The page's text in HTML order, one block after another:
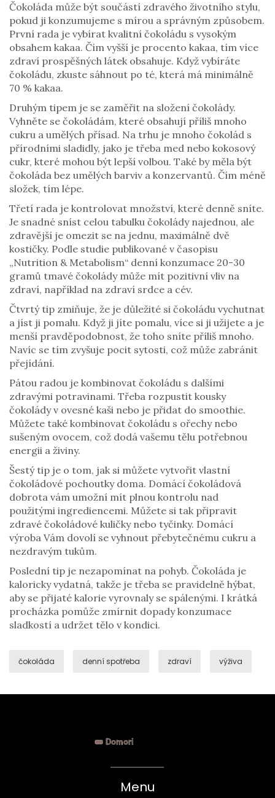
Čokoláda může být součástí zdravého životního stylu,
pokud ji konzumujeme s mírou a správným způsobem.
První rada je vybírat kvalitní čokoládu s vysokým
obsahem kakaa. Čím vyšší je procento kakaa, tím více
zdraví prospěšných látek obsahuje. Když vybíráte
čokoládu, zkuste sáhnout po té, která má minimálně
70 % kakaa.
Druhým tipem je se zaměřit na složení čokolády.
Vyhněte se čokoládám, které obsahují příliš mnoho
cukru a umělých přísad. Na trhu je mnoho čokolád s
přírodními sladidly, jako je třeba med nebo kokosový
cukr, které mohou být lepší volbou. Také by měla být
čokoláda bez umělých barviv a konzervantů. Čím méně
složek, tím lépe.
Třetí rada je kontrolovat množství, které denně sníte.
Je snadné sníst celou tabulku čokolády najednou, ale
zdravější je omezit se na jednu, maximálně dvě
kostičky. Podle studie publikované v časopisu
„Nutrition & Metabolism“ denní konzumace 20-30
gramů tmavé čokolády může mít pozitivní vliv na
zdraví, například na zdraví srdce a cév.
Čtvrtý tip zmiňuje, že je důležité si čokoládu vychutnat
a jíst ji pomalu. Když ji jíte pomalu, více si ji užijete a je
menší pravděpodobnost, že toho sníte příliš mnoho.
Navíc se tím zvyšuje pocit sytosti, což může zabránit
přejídání.
Pátou radou je kombinovat čokoládu s dalšími
zdravými potravinami. Třeba rozpustit kousky
čokolády v ovesné kaši nebo je přidat do smoothie.
Můžete také kombinovat čokoládu s ořechy nebo
sušeným ovocem, což dodá vašemu tělu potřebnou
energii a živiny.
Šestý tip je o tom, jak si můžete vytvořit vlastní
čokoládové pochoutky doma. Domácí čokoládová
dobrota vám umožní mít plnou kontrolu nad
použitými ingrediencemi. Můžete si tak připravit
zdravé čokoládové kuličky nebo tyčinky. Domácí
výroba Vám dovolí se vyhnout přebytečnému cukru a
nezdravým tukům.
Poslední tip je nezapomínat na pohyb. Čokoláda je
kaloricky vydatná, takže je třeba se pravidelně hýbat,
aby se přijaté kalorie vyrovnaly se spálenými. I krátká
procházka pomůže zmírnit dopady konzumace
sladkostí a udržet tělo v kondici.
čokoláda denní spotřeba zdraví výživa
Menu